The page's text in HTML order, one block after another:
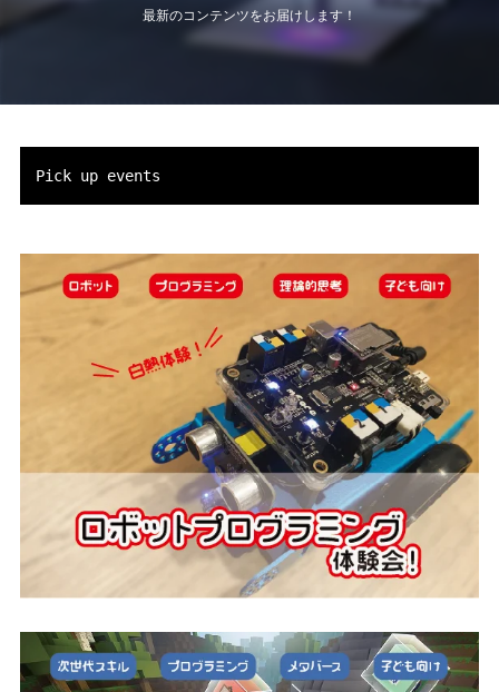
最新のコンテンツをお届けします！
Pick up events